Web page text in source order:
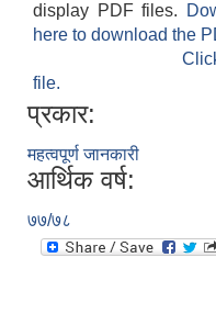
display PDF files.
here to download the
file.
प्रकार:
महत्वपूर्ण जानकारी
आर्थिक वर्ष:
७७/७८